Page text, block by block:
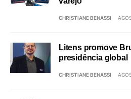
CHRISTIANE BENASSI
Litens promove
presidência global
CHRISTIANE BENASSI